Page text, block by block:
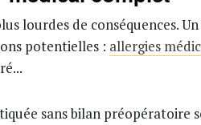
lourdes de conséquences.
potentielles : allergies
sans bilan